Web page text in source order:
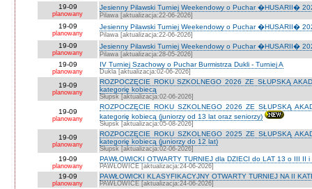
19-09
planowany
Jesienny Pilawski Turniej Weekendowy o Puchar �HUSARII�
Pilawa [aktualizacja:22-06-2026]
19-09
planowany
Jesienny Pilawski Turniej Weekendowy o Puchar �HUSARII�
Pilawa [aktualizacja:22-06-2026]
19-09
planowany
Jesienny Pilawski Turniej Weekendowy o Puchar �HUSARII�
Pilawa [aktualizacja:28-05-2026]
19-09
planowany
IV Turniej Szachowy o Puchar Burmistrza Dukli - Turniej A
Dukla [aktualizacja:02-06-2026]
19-09
planowany
ROZPOCZĘCIE ROKU SZKOLNEGO 2026 ZE SŁUPSKĄ
kategorię kobiecą
Słupsk [aktualizacja:02-06-2026]
19-09
planowany
ROZPOCZĘCIE ROKU SZKOLNEGO 2026 ZE SŁUPSKĄ
kategorię kobiecą (juniorzy od 13 lat oraz seniorzy)
Słupsk [aktualizacja:05-08-2026]
19-09
planowany
ROZPOCZĘCIE ROKU SZKOLNEGO 2025 ZE SŁUPSKĄ
kategorię kobiecą (juniorzy do 12 lat)
Słupsk [aktualizacja:02-06-2026]
19-09
planowany
PAWŁOWICKI OTWARTY TURNIEJ dla DZIECI do LAT 13 o III II
PAWŁOWICE [aktualizacja:24-06-2026]
19-09
planowany
PAWŁOWICKI KLASYFIKACYJNY OTWARTY TURNIEJ NA II
PAWŁOWICE [aktualizacja:24-06-2026]